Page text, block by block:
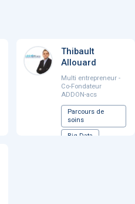
Thibault
Allouard
Multi entrepreneur -
Co-Fondateur
ADDON-acs
Parcours de
soins
Big Data